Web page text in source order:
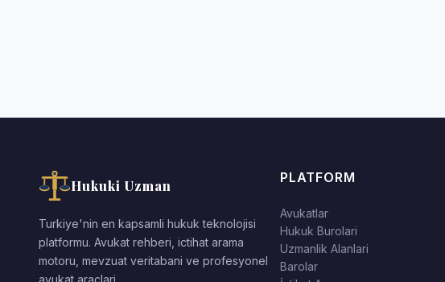
Hukuki Uzman
Turkiye'nin en kapsamli hukuk teknolojisi
platformu. Avukat rehberi, ictihat arama
motoru, mevzuat veritabani ve profesyonel
avukat araclari.
PLATFORM
Avukatlar
Hukuk Burolari
Uzmanlik Alanlari
Barolar